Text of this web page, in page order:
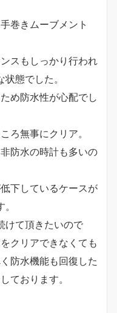
巻きムーブメント
スもしっかり行われ
態でした。
め防水性が心配でし
ろ無事にクリア。
防水の時計も多いの
下しているケースが
けて頂きたいので
クリアできなくても
防水機能も回復した
ております。